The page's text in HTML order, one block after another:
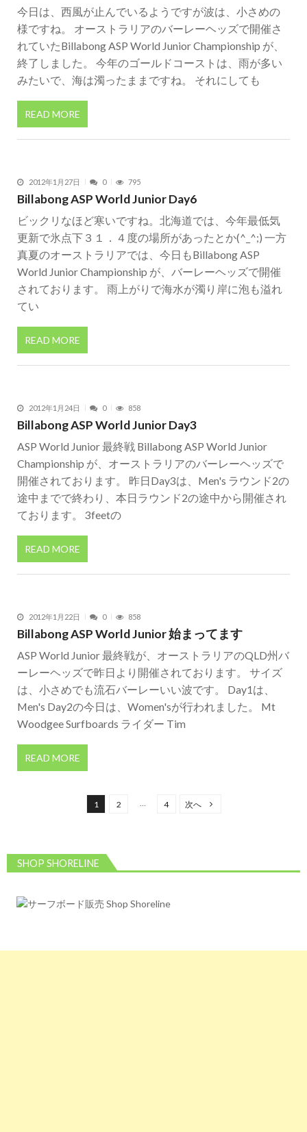
今日は、西風が止んでいるようですが波は、小さめの
様ですね。 オーストラリアのバーレーヘッズで開催さ
れていたBillabong ASP World Junior Championship が、
終了しました。 今年のゴールドコーストは、雨が多い
みたいで、海は濁ったままですね。 それにしても
READ MORE
2012年1月27日 0 795
Billabong ASP World Junior Day6
ビックリなほど寒いですね。北海道では、今年最低気
更新で氷点下３１．４度の場所があったとか(^_^;) 一方
真夏のオーストラリアでは、今日もBillabong ASP
World Junior Championship が、バーレーヘッズで開催
されております。 雨上がりで海水が濁り岸に泡も溢れ
てい
READ MORE
2012年1月24日 0 858
Billabong ASP World Junior Day3
ASP World Junior 最終戦 Billabong ASP World Junior
Championship が、オーストラリアのバーレーヘッズで
開催されております。 昨日Day3は、Men's ラウンド2の
途中までで終わり、本日ラウンド2の途中から開催され
ております。 3feetの
READ MORE
2012年1月22日 0 858
Billabong ASP World Junior 始まってます
ASP World Junior 最終戦が、オーストラリアのQLD州バ
ーレーヘッズで昨日より開催されております。 サイズ
は、小さめでも流石バーレーいい波です。 Day1は、
Men's Day2の今日は、Women'sが行われました。 Mt
Woodgee Surfboards ライダー Tim
READ MORE
ー
ジ
送
り
1 2 … 4 次へ
SHOP SHORELINE